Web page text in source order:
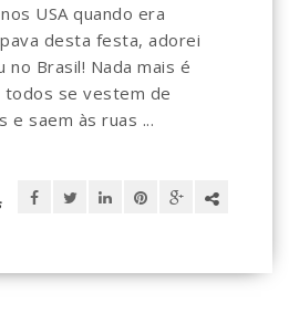
USA quando era
desta festa, adorei
no Brasil! Nada mais é
todos se vestem de
e saem às ruas ...